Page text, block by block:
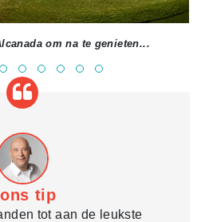
om na te genieten...
tip
tot aan de leukste